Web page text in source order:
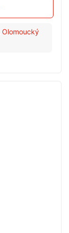
Olomoucký